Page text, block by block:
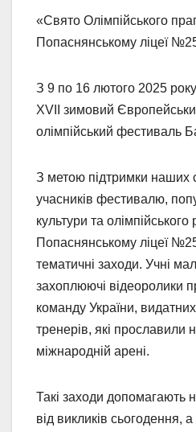
«Свято Олімпійського
Попаснянському ліцеї
З 9 по 16 лютого 2025 року
XVII зимовий
олімпійський фестиваль
З метою підтримки наших
учасників фестивалю,
культури та олімпійського
Попаснянському ліцеї
тематичні заходи. Учні
захоплюючі відеоролики
команду України,
тренерів, які прославили
міжнародній арені.
Такі заходи допомагають
від викликів сьогодення,